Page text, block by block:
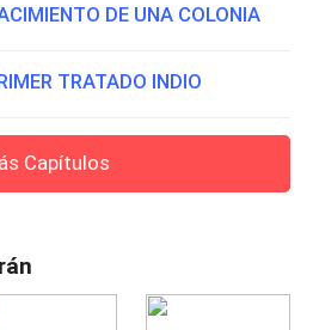
DE UNA COLONIA
TRATADO INDIO
Capítulos